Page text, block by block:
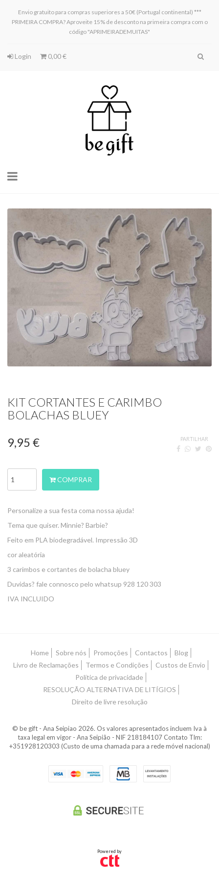
Envio gratuito para compras superiores a 50€ (Portugal continental) ***
PRIMEIRA COMPRA? Aproveite 15% de desconto na primeira compra com o
código "APRIMEIRADEMUITAS"
Login 0,00 €
Toggle
KIT CORTANTES E CARIMBO
BOLACHAS BLUEY
9,95 € PARTILHAR
COMPRAR
Personalize a sua festa coma nossa ajuda!
Tema que quiser. Minnie? Barbie?
Feito em PLA biodegradável. Impressão 3D
cor aleatória
3 carimbos e cortantes de bolacha bluey
Duvidas? fale connosco pelo whatsup 928 120 303
IVA INCLUIDO
Home Sobre nós Promoções Contactos
Blog
Livro de Reclamações
Termos e Condições
Custos de Envio
Política de privacidade
RESOLUÇÃO ALTERNATIVA DE LITÍGIOS
Direito de livre resolução
© be gift - Ana Seipiao 2026. Os valores apresentados incluem Iva à
taxa legal em vigor - Ana Seipião - NIF 218184107 Contato Tlm:
+351928120303 (Custo de uma chamada para a rede móvel nacional)
Powered by